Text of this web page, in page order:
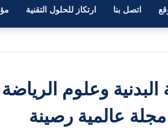
اتصل بنا ارتكاز للحلول التقنية
وعلوم
عالمية رصينة